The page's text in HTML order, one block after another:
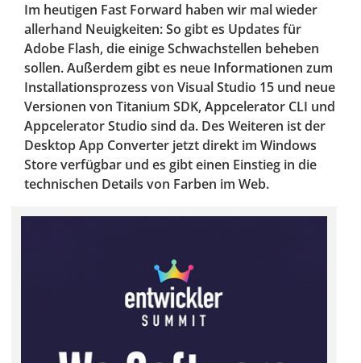
Im heutigen Fast Forward haben wir mal wieder
allerhand Neuigkeiten: So gibt es Updates für
Adobe Flash, die einige Schwachstellen beheben
sollen. Außerdem gibt es neue Informationen zum
Installationsprozess von Visual Studio 15 und neue
Versionen von Titanium SDK, Appcelerator CLI und
Appcelerator Studio sind da. Des Weiteren ist der
Desktop App Converter jetzt direkt im Windows
Store verfügbar und es gibt einen Einstieg in die
technischen Details von Farben im Web.